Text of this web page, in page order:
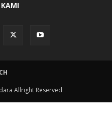
Allright Reserved